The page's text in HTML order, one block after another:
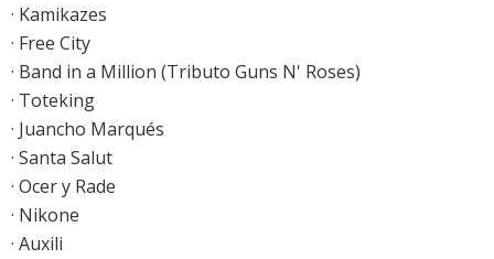
· Kamikazes
· Free City
· Band in a Million (Tributo Guns N' Roses)
· Toteking
· Juancho Marqués
· Santa Salut
· Ocer y Rade
· Nikone
· Auxili